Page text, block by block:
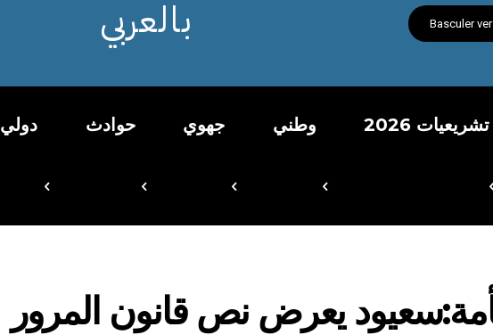
Basculer بالعربي
تشريعيات 2026 وطني جهوي حوادث دولي
يعرض نص قانون المرور